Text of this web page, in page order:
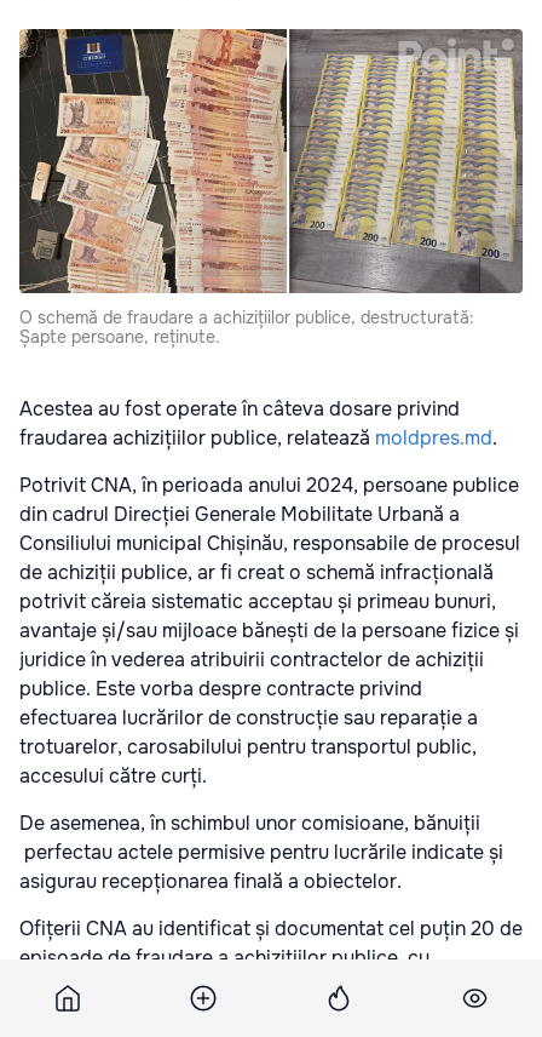
O schemă de fraudare a achizițiilor publice, destructurată:
Șapte persoane, reținute.
Acestea au fost operate în câteva dosare privind
fraudarea achizițiilor publice, relatează moldpres.md.
Potrivit CNA, în perioada anului 2024, persoane publice
din cadrul Direcției Generale Mobilitate Urbană a
Consiliului municipal Chișinău, responsabile de procesul
de achiziții publice, ar fi creat o schemă infracțională
potrivit căreia sistematic acceptau și primeau bunuri,
avantaje și/sau mijloace bănești de la persoane fizice și
juridice în vederea atribuirii contractelor de achiziții
publice. Este vorba despre contracte privind
efectuarea lucrărilor de construcție sau reparație a
trotuarelor, carosabilului pentru transportul public,
accesului către curți.
De asemenea, în schimbul unor comisioane, bănuiții
perfectau actele permisive pentru lucrările indicate și
asigurau recepționarea finală a obiectelor.
Ofițerii CNA au identificat și documentat cel puțin 20 de
episoade de fraudare a achizițiilor publice, cu
implicarea persoanelor publice.